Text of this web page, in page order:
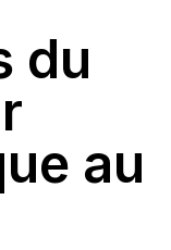
du
au